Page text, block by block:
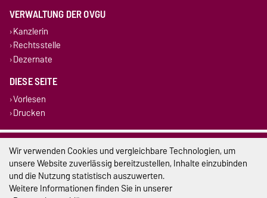
VERWALTUNG DER OVGU
Kanzlerin
Rechtsstelle
Dezernate
DIESE SEITE
Vorlesen
Drucken
Impressum
Datenschutz
Barrierefreiheit
Wir verwenden Cookies und vergleichbare Technologien, um
unsere Website zuverlässig bereitzustellen, Inhalte einzubinden
und die Nutzung statistisch auszuwerten.
Weitere Informationen finden Sie in unserer